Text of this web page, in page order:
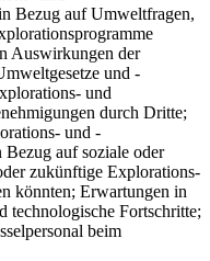
Bezug auf Umweltfragen,
Auswirkungen der
und -
und
durch Dritte;
und -
auf soziale oder
zukünftige Explorations-
könnten; Erwartungen in
technologische Fortschritte;
beim